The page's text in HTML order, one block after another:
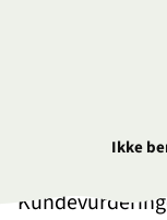
Ikke